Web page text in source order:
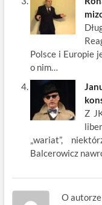
Polsce i Europie
o nim…
Z
„wariat”,
Balcerowicz
O